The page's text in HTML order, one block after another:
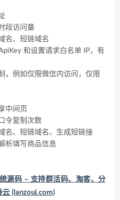
段访问量
名、短链域名
和设置请求白名单 IP，有
，例如仅限微信内访问，仅限
中间页
令复制次数
名、短链域名、生成短链接
析填写商品信息
源码 – 支持群活码、淘客、分
(lanzouj.com)